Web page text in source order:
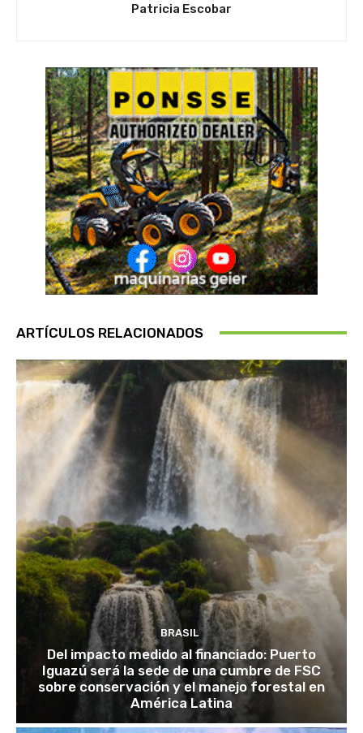
Patricia Escobar
ARTÍCULOS RELACIONADOS
BRASIL
Del impacto medido al financiado: Puerto
Iguazú será la sede de una cumbre de FSC
sobre conservación y el manejo forestal en
América Latina